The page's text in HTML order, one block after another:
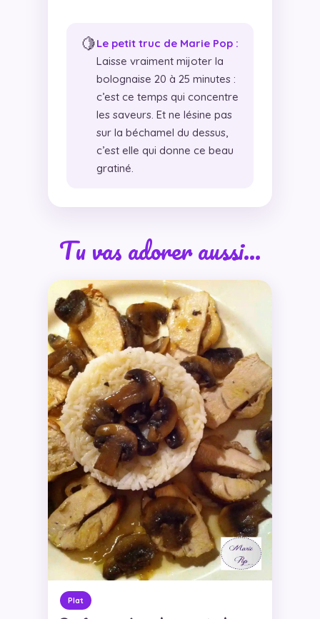
🍋Le petit truc de Marie Pop :
Laisse vraiment mijoter la
bolognaise 20 à 25 minutes :
c’est ce temps qui concentre
les saveurs. Et ne lésine pas
sur la béchamel du dessus,
c’est elle qui donne ce beau
gratiné.
Tu vas adorer aussi…
Plat